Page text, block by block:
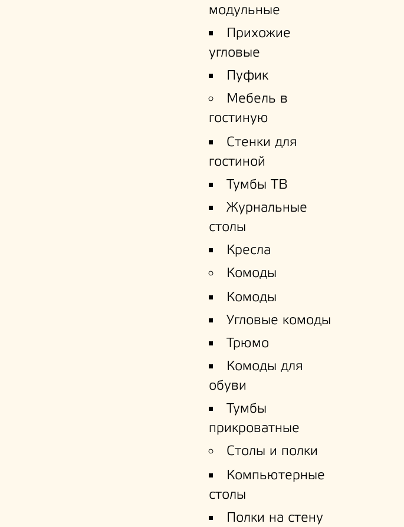
модульные
Прихожие
угловые
Пуфик
Мебель в
гостиную
Стенки для
гостиной
Тумбы ТВ
Журнальные
столы
Кресла
Комоды
Комоды
Угловые комоды
Трюмо
Комоды для
обуви
Тумбы
прикроватные
Столы и полки
Компьютерные
столы
Полки на стену